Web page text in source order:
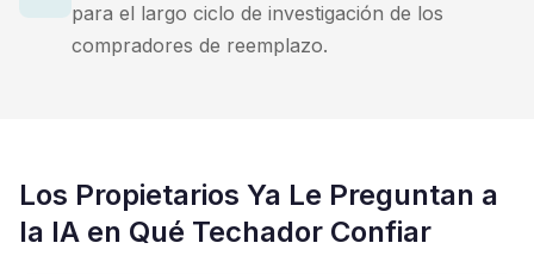
para el largo ciclo de investigación de los
compradores de reemplazo.
Los Propietarios Ya Le Preguntan a
la IA en Qué Techador Confiar